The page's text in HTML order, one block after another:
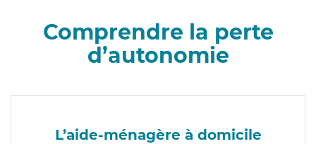
Comprendre la perte
d’autonomie
L’aide-ménagère à domicile